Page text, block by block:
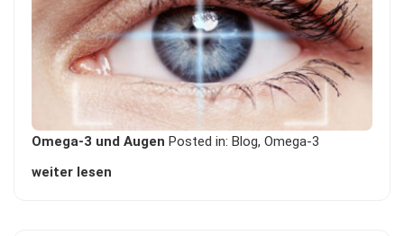
Omega-3 und Augen Posted in: Blog,Omega-3
weiter lesen